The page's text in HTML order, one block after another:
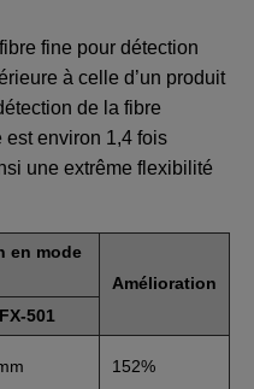
fine pour détection
à celle d’un produit
de la fibre
est environ 1,4 fois
une extrême flexibilité
en mode
Amélioration
FX-501
152%